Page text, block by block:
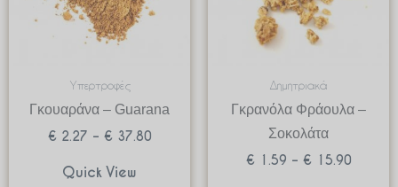
Υπερτροφές
Γκουαράνα – Guarana
€ 2.27 – € 37.80
Quick View
Δημητριακά
Γκρανόλα Φράουλα –
Σοκολάτα
€ 1.59 – € 15.90